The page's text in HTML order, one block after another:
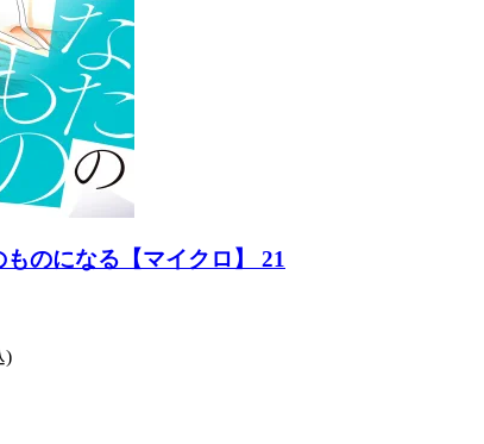
のになる【マイクロ】 21
)